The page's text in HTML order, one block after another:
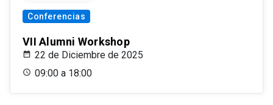
Conferencias
VII Alumni Workshop
22 de Diciembre de 2025
09:00 a 18:00